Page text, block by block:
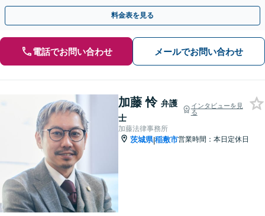
話相談可】
料金表を見る
電話でお問い合わせ メールでお問い合わせ
加藤 怜 弁護
士
インタビューを見
る
加藤法律事務所
茨城県|稲敷市営業時間：本日定休日